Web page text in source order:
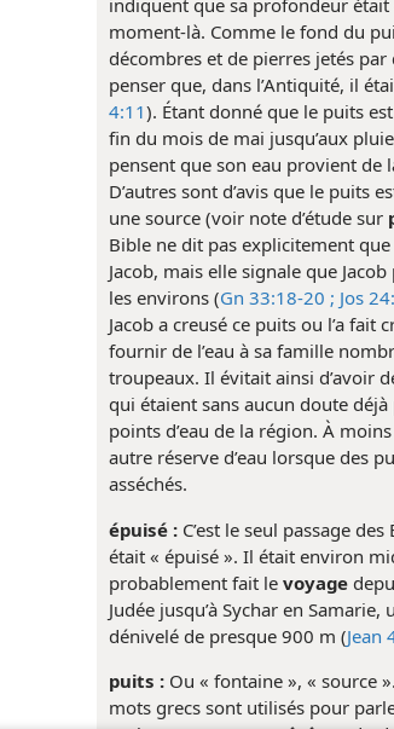
indiquent que sa profondeur était
moment-là. Comme le fond du
décombres et de pierres jetés
penser que, dans l’Antiquité, il
4:11). Étant donné que le puits
fin du mois de mai jusqu’aux
pensent que son eau provient de
D’autres sont d’avis que le puits
une source (voir note d’étude sur
Bible ne dit pas explicitement
Jacob, mais elle signale que
les environs (Gn 33:18-20 ; Jos
Jacob a creusé ce puits ou l’a fait
fournir de l’eau à sa famille
troupeaux. Il évitait ainsi d’avoir
qui étaient sans aucun doute
points d’eau de la région. À moins
autre réserve d’eau lorsque des
asséchés.
épuisé : C’est le seul passage
était « épuisé ». Il était environ
probablement fait le voyage
Judée jusqu’à Sychar en
dénivelé de presque 900 m (Jean
puits : Ou « fontaine », « source
mots grecs sont utilisés pour